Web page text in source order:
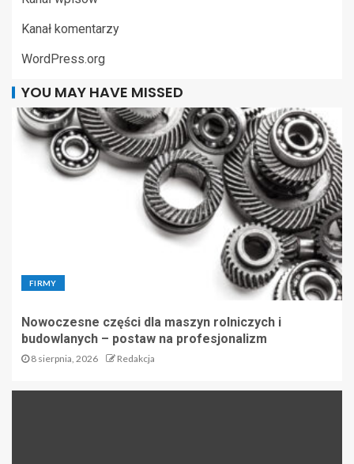
Kanał komentarzy
WordPress.org
YOU MAY HAVE MISSED
FIRMY
Nowoczesne części dla maszyn rolniczych i
budowlanych – postaw na profesjonalizm
8 sierpnia, 2026 Redakcja